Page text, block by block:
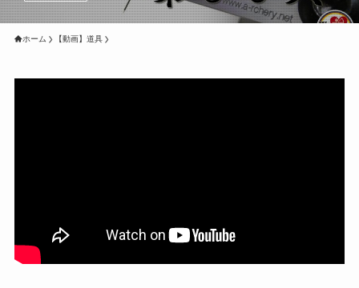
ホーム 【動画】道具